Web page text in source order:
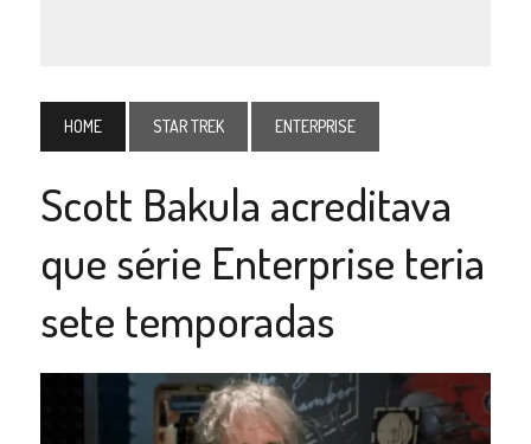
HOME STAR TREK ENTERPRISE
Scott Bakula acreditava
que série Enterprise teria
sete temporadas